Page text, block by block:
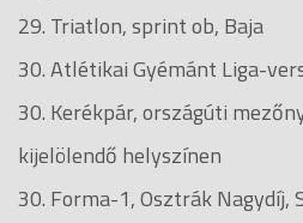
29. Triatlon, sprint ob, Baja
30. Atlétikai Gyémánt Liga-
30. Kerékpár, országúti
kijelölendő helyszínen
30. Forma-1, Osztrák Nagydíj,